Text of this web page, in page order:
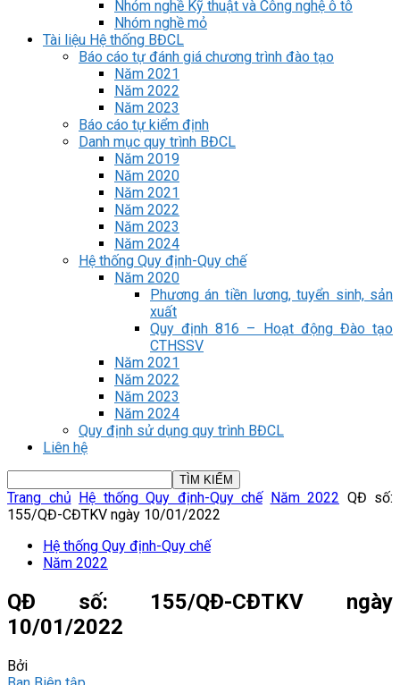
Nhóm nghề Kỹ thuật và Công nghệ ô tô
Nhóm nghề mỏ
Tài liệu Hệ thống BĐCL
Báo cáo tự đánh giá chương trình đào tạo
Năm 2021
Năm 2022
Năm 2023
Báo cáo tự kiểm định
Danh mục quy trình BĐCL
Năm 2019
Năm 2020
Năm 2021
Năm 2022
Năm 2023
Năm 2024
Hệ thống Quy định-Quy chế
Năm 2020
Phương án tiền lương, tuyển sinh, sản
xuất
Quy định 816 – Hoạt động Đào tạo
CTHSSV
Năm 2021
Năm 2022
Năm 2023
Năm 2024
Quy định sử dụng quy trình BĐCL
Liên hệ
Trang chủ Hệ thống Quy định-Quy chế Năm 2022 QĐ số:
155/QĐ-CĐTKV ngày 10/01/2022
Hệ thống Quy định-Quy chế
Năm 2022
QĐ số: 155/QĐ-CĐTKV ngày
10/01/2022
Bởi